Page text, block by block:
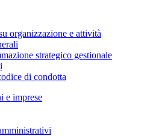
organizzazione e attività
strategico gestionale
di condotta
e imprese